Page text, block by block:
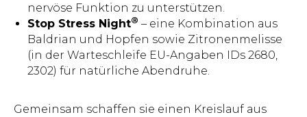
nervöse Funktion zu unterstützen.
Stop Stress Night® – eine Kombination aus
Baldrian und Hopfen sowie Zitronenmelisse
(in der Warteschleife EU-Angaben IDs 2680,
2302) für natürliche Abendruhe.
Gemeinsam schaffen sie einen Kreislauf aus